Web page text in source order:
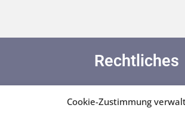
Cookie-Zustimmung
Rechtliches
Impressum